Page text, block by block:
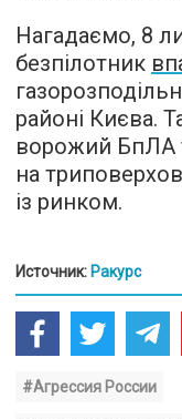
Нагадаємо, 8
безпілотник
районі Києва.
ворожий БпЛА
на
із ринком.
Источник: Ракурс
#Агрессия России